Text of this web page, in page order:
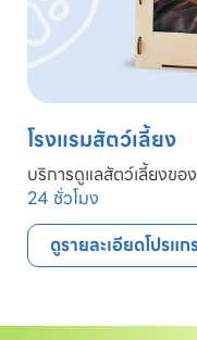
โรงแรมสัตว์เลี้ยง
บริการดูแลสัตว์เลี้ยงข
24 ชั่วโมง
ดูรายละเอียดโปรแก